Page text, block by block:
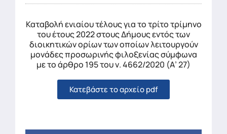
Καταβολή ενιαίου τέλους για το τρίτο τρίμηνο
του έτους 2022 στους Δήμους εντός των
διοικητικών ορίων των οποίων λειτουργούν
μονάδες προσωρινής φιλοξενίας σύμφωνα
με το άρθρο 195 του ν. 4662/2020 (Α’ 27)
Κατεβάστε το αρχείο pdf